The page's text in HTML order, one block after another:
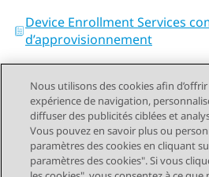
Device Enrollment Services
d’approvisionnement
Send Feedback
Nous utilisons des cookies afin
expérience de navigation,
diffuser des publicités ciblées et
Vous pouvez en savoir plus ou
paramètres des cookies en cliquant
paramètres des cookies". Si vous